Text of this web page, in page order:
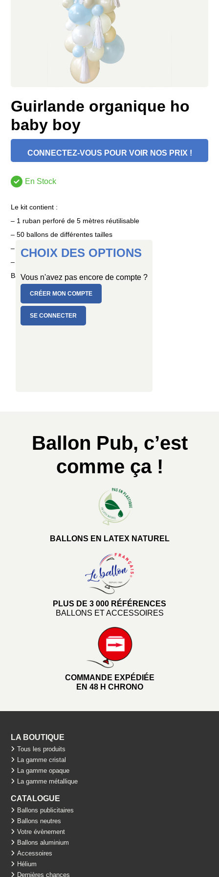
Guirlande organique ho
baby boy
CONNECTEZ-VOUS POUR VOIR NOS PRIX !
En Stock
Le kit contient :
– 1 ruban perforé de 5 mètres réutilisable
– 50 ballons de différentes tailles
– 6 pompons
– 1 mode d’emploi détaillé
Ballons en latex naturel, fabrication française.
CHOIX DES OPTIONS
Vous n'avez pas encore de compte ?
CRÉER MON COMPTE
SE CONNECTER
Ballon Pub, c’est
comme ça !
BALLONS EN LATEX NATUREL
PLUS DE 3 000 RÉFÉRENCES
BALLONS ET ACCESSOIRES
COMMANDE EXPÉDIÉE
EN 48 H CHRONO
LA BOUTIQUE
Tous les produits
La gamme cristal
La gamme opaque
La gamme métallique
CATALOGUE
Ballons publicitaires
Ballons neutres
Votre évènement
Ballons aluminium
Accessoires
Hélium
Dernières chances